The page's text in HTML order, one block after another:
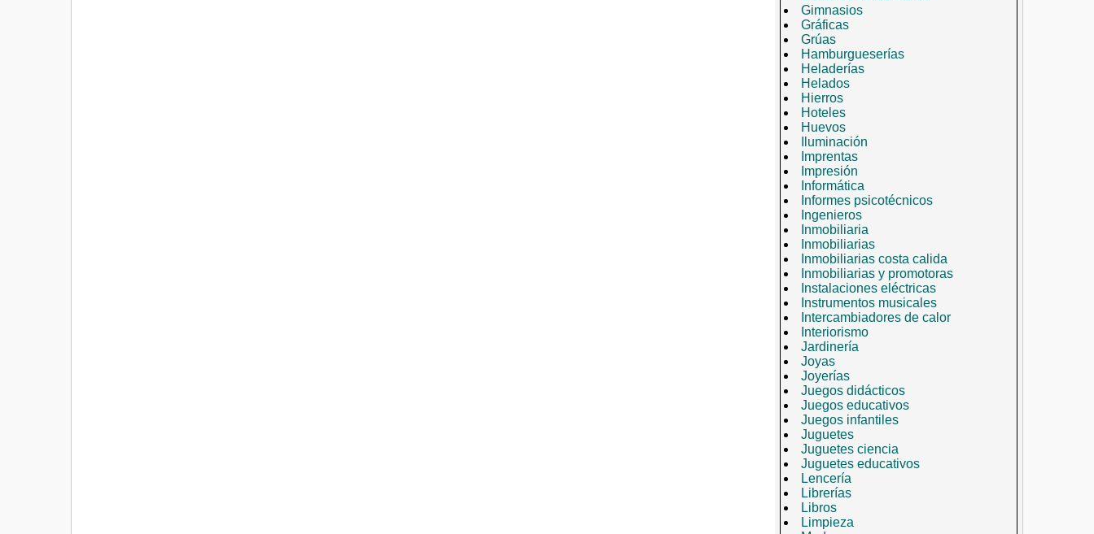
Gimnasios
Gráficas
Grúas
Hamburgueserías
Heladerías
Helados
Hierros
Hoteles
Huevos
Iluminación
Imprentas
Impresión
Informática
Informes psicotécnicos
Ingenieros
Inmobiliaria
Inmobiliarias
Inmobiliarias costa calida
Inmobiliarias y promotoras
Instalaciones eléctricas
Instrumentos musicales
Intercambiadores de calor
Interiorismo
Jardinería
Joyas
Joyerías
Juegos didácticos
Juegos educativos
Juegos infantiles
Juguetes
Juguetes ciencia
Juguetes educativos
Lencería
Librerías
Libros
Limpieza